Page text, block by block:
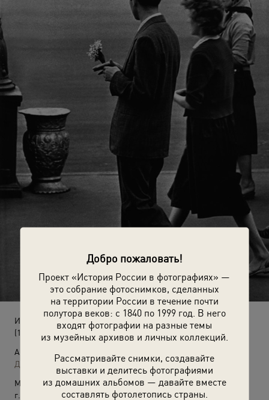
Добро пожаловать!
Проект «История России в фотографиях» —
это собрание фотоснимков, сделанных
на территории России в течение почти
полутора веков: с 1840 по 1999 год. В него
входят фотографии на разные темы
из музейных архивов и личных коллекций.
Рассматривайте снимки, создавайте
выставки и делитесь фотографиями
из домашних альбомов — давайте вместе
составлять фотолетопись страны.
Из серии «Арбатская площадь»
(1958 год)
Автор:
Дмитрий Бальтерманц
Место съемки:
г. Москва